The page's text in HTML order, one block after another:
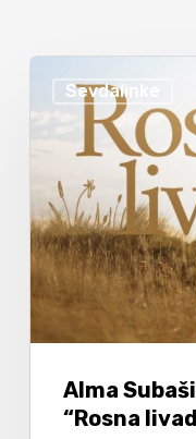
Sevdalinke
Alma
“Rosna